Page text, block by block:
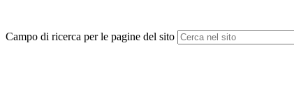
Campo di ricerca per le pagine del sito